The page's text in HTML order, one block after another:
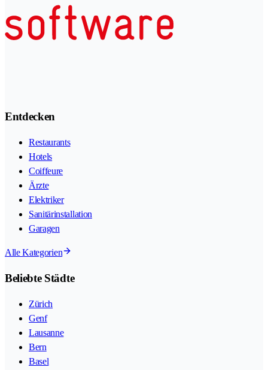
Entdecken
Restaurants
Hotels
Coiffeure
Ärzte
Elektriker
Sanitärinstallation
Garagen
Alle Kategorien
Beliebte Städte
Zürich
Genf
Lausanne
Bern
Basel